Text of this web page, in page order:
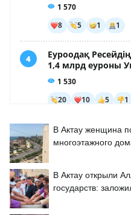
В Актау женщина
многоэтажного
В Актау открыли
государств: